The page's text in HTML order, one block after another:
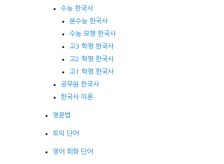
수능 한국사
본수능 한국사
수능 모평 한국사
고3 학평 한국사
고2 학평 한국사
고1 학평 한국사
공무원 한국사
한국사 이론
영문법
토익 단어
영어 회화 단어